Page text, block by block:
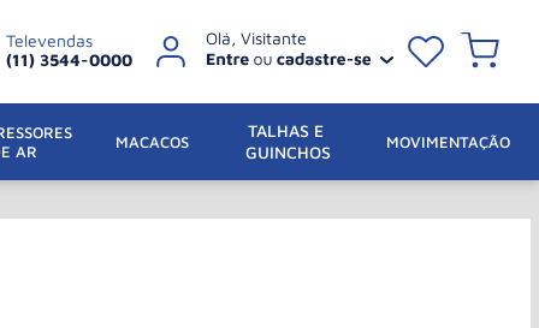
Televendas
(11) 3544-0000
AR
MACACOS
TALHAS E
GUINCHOS
MOVIMENTAÇÃO